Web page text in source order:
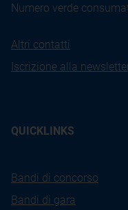
Numero verde
Altri contatti
Iscrizione alla
QUICKLINKS
Bandi di concorso
Bandi di gara